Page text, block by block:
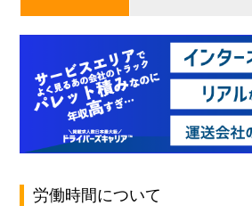
労働時間について